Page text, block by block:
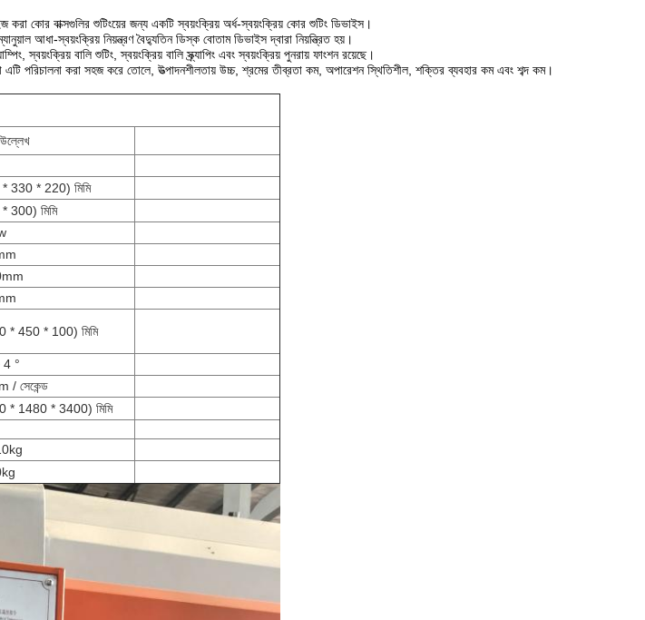
করা কোর বাক্সগুলির শুটিংয়ের জন্য একটি স্বয়ংক্রিয় অর্ধ-স্বয়ংক্রিয় কোর শুটিং ডিভাইস।
আধা-স্বয়ংক্রিয় নিয়ন্ত্রণ বৈদ্যুতিন ডিস্ক বোতাম ডিভাইস দ্বারা নিয়ন্ত্রিত হয়।
স্বয়ংক্রিয় বালি শুটিং, স্বয়ংক্রিয় বালি স্ক্র্যাপিং এবং স্বয়ংক্রিয় পুনরায় ফাংশন রয়েছে।
এটি পরিচালনা করা সহজ করে তোলে, উত্পাদনশীলতায় উচ্চ, শ্রমের তীব্রতা কম, অপারেশন স্থিতিশীল, শক্তির ব্যবহার কম এবং শব্দ কম।
উল্লেখ
330 * 220) মিমি
300) মিমি
* 450 * 100) মিমি
4 °
/ সেকেন্ড
* 1480 * 3400) মিমি